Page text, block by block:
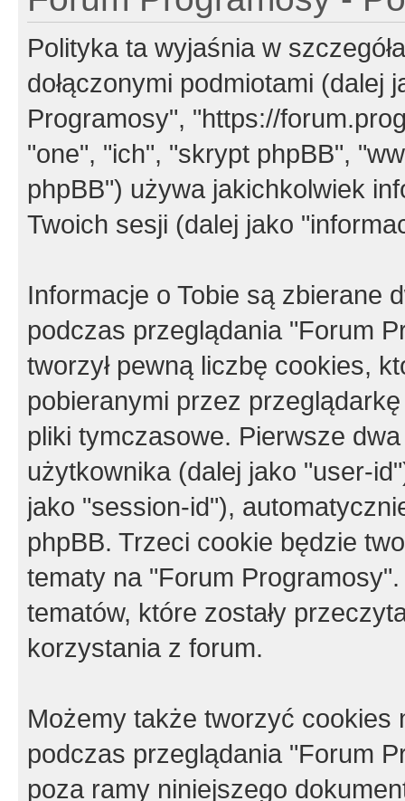
Polityka ta wyjaśnia w
dołączonymi podmiotami (dalej
Programosy", "https://
"one", "ich", "skrypt phpBB",
phpBB") używa jakichkolwiek
Twoich sesji (dalej jako
Informacje o Tobie są zbierane
podczas przeglądania "Forum
tworzył pewną liczbę cookies,
pobieranymi przez
pliki tymczasowe. Pierwsze
użytkownika (dalej jako "user-
jako "session-id"),
phpBB. Trzeci cookie będzie
tematy na "Forum
tematów, które zostały
korzystania z forum.
Możemy także tworzyć cookies
podczas przeglądania "Forum
poza ramy niniejszego